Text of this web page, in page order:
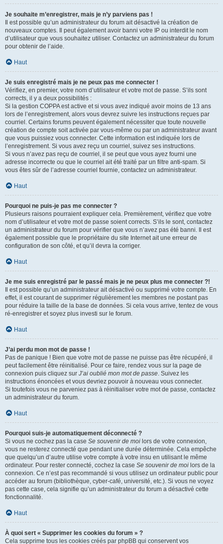
Je souhaite m’enregistrer, mais je n’y parviens pas !
Il est possible qu’un administrateur du forum ait désactivé la création de
nouveaux comptes. Il peut également avoir banni votre IP ou interdit le nom
d’utilisateur que vous souhaitez utiliser. Contactez un administrateur du forum
pour obtenir de l’aide.
Haut
Je suis enregistré mais je ne peux pas me connecter !
Vérifiez, en premier, votre nom d’utilisateur et votre mot de passe. S’ils sont
corrects, il y a deux possibilités :
Si la gestion COPPA est active et si vous avez indiqué avoir moins de 13 ans
lors de l’enregistrement, alors vous devrez suivre les instructions reçues par
courriel. Certains forums peuvent également nécessiter que toute nouvelle
création de compte soit activée par vous-même ou par un administrateur avant
que vous puissiez vous connecter. Cette information est indiquée lors de
l’enregistrement. Si vous avez reçu un courriel, suivez ses instructions.
Si vous n’avez pas reçu de courriel, il se peut que vous ayez fourni une
adresse incorrecte ou que le courriel ait été traité par un filtre anti-spam. Si
vous êtes sûr de l’adresse courriel fournie, contactez un administrateur.
Haut
Pourquoi ne puis-je pas me connecter ?
Plusieurs raisons pourraient expliquer cela. Premièrement, vérifiez que votre
nom d’utilisateur et votre mot de passe soient corrects. S’ils le sont, contactez
un administrateur du forum pour vérifier que vous n’avez pas été banni. Il est
également possible que le propriétaire du site Internet ait une erreur de
configuration de son côté, et qu’il devra la corriger.
Haut
Je me suis enregistré par le passé mais je ne peux plus me connecter ?!
Il est possible qu’un administrateur ait désactivé ou supprimé votre compte. En
effet, il est courant de supprimer régulièrement les membres ne postant pas
pour réduire la taille de la base de données. Si cela vous arrive, tentez de vous
ré-enregistrer et soyez plus investi sur le forum.
Haut
J’ai perdu mon mot de passe !
Pas de panique ! Bien que votre mot de passe ne puisse pas être récupéré, il
peut facilement être réinitialisé. Pour ce faire, rendez vous sur la page de
connexion puis cliquez sur J’ai oublié mon mot de passe. Suivez les
instructions énoncées et vous devriez pouvoir à nouveau vous connecter.
Si toutefois vous ne parveniez pas à réinitialiser votre mot de passe, contactez
un administrateur du forum.
Haut
Pourquoi suis-je automatiquement déconnecté ?
Si vous ne cochez pas la case Se souvenir de moi lors de votre connexion,
vous ne resterez connecté que pendant une durée déterminée. Cela empêche
que quelqu’un d’autre utilise votre compte à votre insu en utilisant le même
ordinateur. Pour rester connecté, cochez la case Se souvenir de moi lors de la
connexion. Ce n’est pas recommandé si vous utilisez un ordinateur public pour
accéder au forum (bibliothèque, cyber-café, université, etc.). Si vous ne voyez
pas cette case, cela signifie qu’un administrateur du forum a désactivé cette
fonctionnalité.
Haut
À quoi sert « Supprimer les cookies du forum » ?
Cela supprime tous les cookies créés par phpBB qui conservent vos